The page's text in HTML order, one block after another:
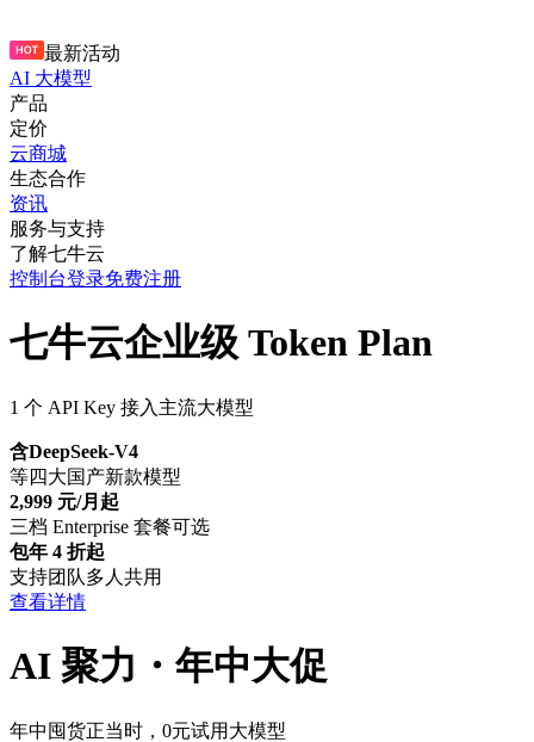
最新活动
AI 大模型
产品
定价
云商城
生态合作
资讯
服务与支持
了解七牛云
控制台登录免费注册
七牛云企业级 Token Plan
1 个 API Key 接入主流大模型
含DeepSeek-V4
等四大国产新款模型
2,999 元/月起
三档 Enterprise 套餐可选
包年 4 折起
支持团队多人共用
查看详情
AI 聚力・年中大促
年中囤货正当时，0元试用大模型